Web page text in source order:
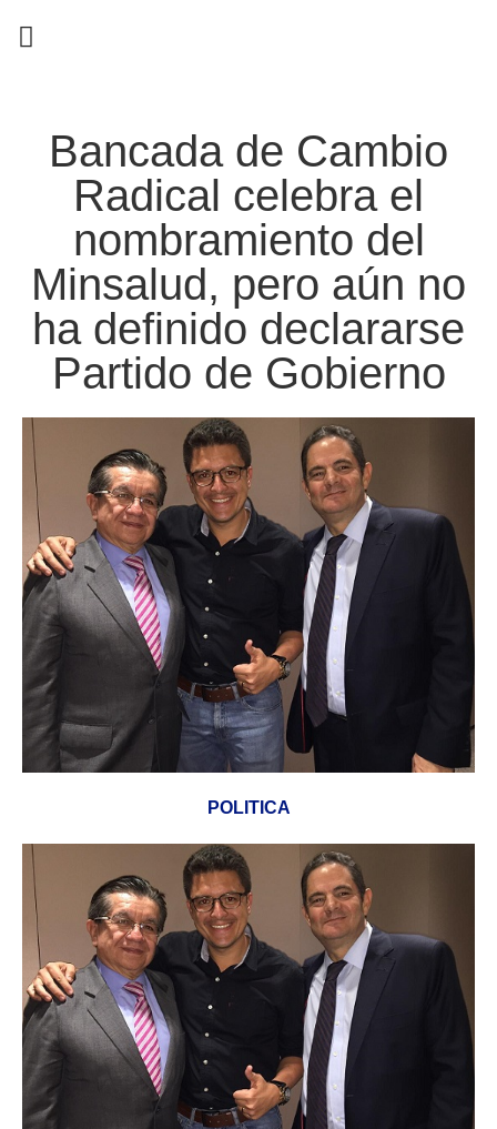
Bancada de Cambio
Radical celebra el
nombramiento del
Minsalud, pero aún no
ha definido declararse
Partido de Gobierno
POLITICA